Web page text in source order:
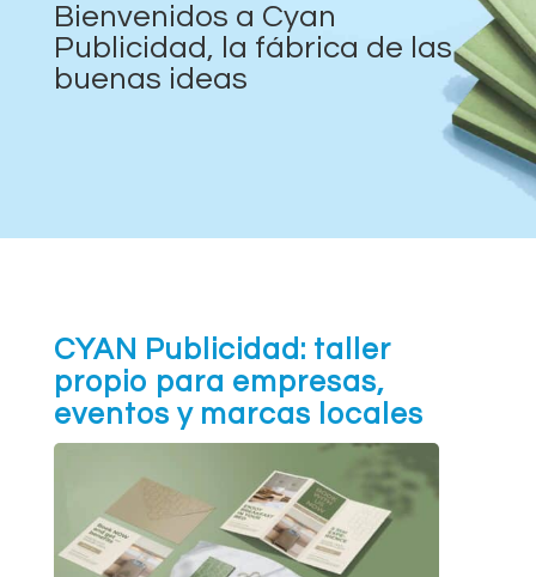
Bienvenidos a Cyan
Publicidad, la fábrica de las
buenas ideas
CYAN Publicidad: taller
propio para empresas,
eventos y marcas locales